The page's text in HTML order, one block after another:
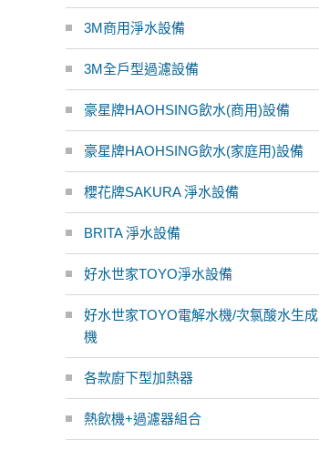
3M商用淨水設備
3M全戶型過濾設備
豪星牌HAOHSING飲水(商用)設備
豪星牌HAOHSING飲水(家庭用)設備
櫻花牌SAKURA 淨水設備
BRITA 淨水設備
好水世家TOYO淨水設備
好水世家TOYO電解水機/次氯酸水生成
機
各款廚下型加熱器
熱飲機+過濾器組合